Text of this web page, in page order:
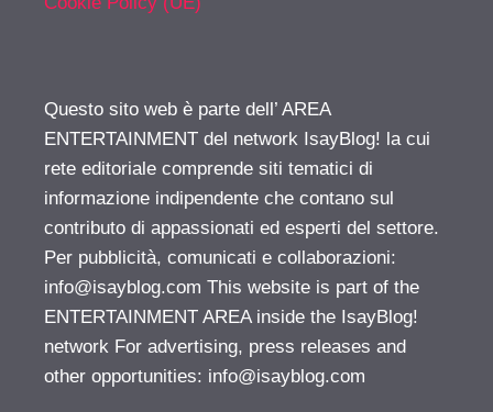
Questo sito web è parte dell’ AREA
ENTERTAINMENT del network IsayBlog! la cui
rete editoriale comprende siti tematici di
informazione indipendente che contano sul
contributo di appassionati ed esperti del settore.
Per pubblicità, comunicati e collaborazioni:
info@isayblog.com This website is part of the
ENTERTAINMENT AREA inside the IsayBlog!
network For advertising, press releases and
other opportunities: info@isayblog.com